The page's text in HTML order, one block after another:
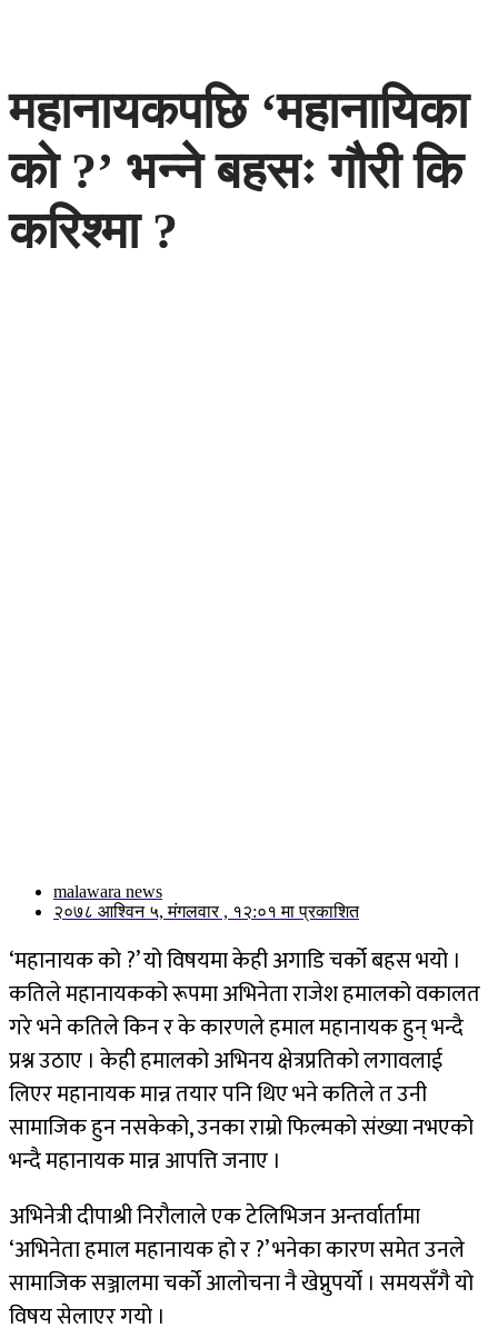
महानायकपछि ‘महानायिका
को ?’ भन्ने बहसः गौरी कि
करिश्मा ?
malawara news
२०७८ आश्विन ५, मंगलवार , १२:०१ मा प्रकाशित
‘महानायक को ?’ यो विषयमा केही अगाडि चर्को बहस भयो ।
कतिले महानायकको रूपमा अभिनेता राजेश हमालको वकालत
गरे भने कतिले किन र के कारणले हमाल महानायक हुन् भन्दै
प्रश्न उठाए । केही हमालको अभिनय क्षेत्रप्रतिको लगावलाई
लिएर महानायक मान्न तयार पनि थिए भने कतिले त उनी
सामाजिक हुन नसकेको, उनका राम्रो फिल्मको संख्या नभएको
भन्दै महानायक मान्न आपत्ति जनाए ।
अभिनेत्री दीपाश्री निरौलाले एक टेलिभिजन अन्तर्वार्तामा
‘अभिनेता हमाल महानायक हो र ?’ भनेका कारण समेत उनले
सामाजिक सञ्जालमा चर्को आलोचना नै खेप्नुपर्यो । समयसँगै यो
विषय सेलाएर गयो ।